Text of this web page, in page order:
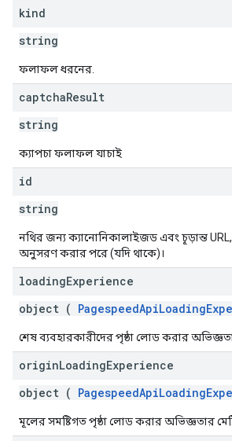
kind
string
ফলাফল ধরনের.
captchaResult
string
ক্যাপচা ফলাফল যাচাই
id
string
নথির জন্য ক্যানোনিকালাইজড এবং চূড়ান্ত URL,
অনুসরণ করার পরে (যদি থাকে)।
loadingExperience
object (
শেষ ব্যবহারকারীদের পৃষ্ঠা লোড করার
originLoadingExperience
object (
মূলের সমষ্টিগত পৃষ্ঠা লোড করার অভিজ্ঞতার